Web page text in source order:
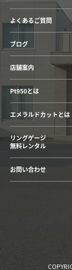
よくあるご質問
ブログ
店舗案内
Pt950とは
エメラルドカットとは
リングゲージ
無料レンタル
お問い合わせ